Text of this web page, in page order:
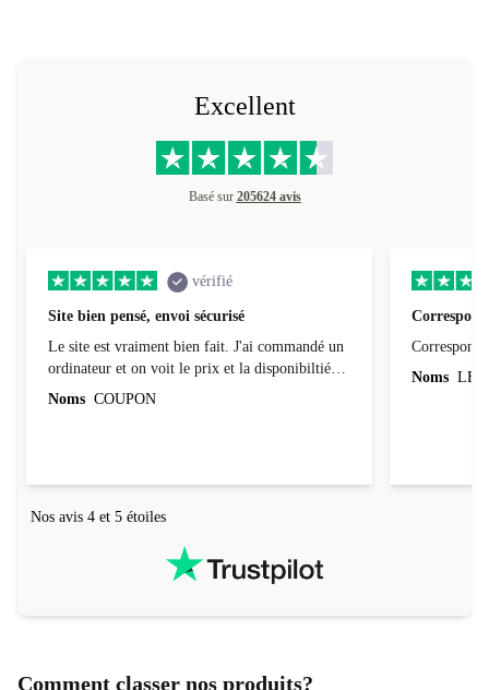
Excellent
Basé sur 205624 avis
vérifié
Site bien pensé, envoi sécurisé
Le site est vraiment bien fait. J'ai commandé un
ordinateur et on voit le prix et la disponibiltié
évoluer au fil des caractéristiques choisies.
Noms COUPON
Correspond
Noms LEO
Nos avis 4 et 5 étoiles
Comment classer nos produits?